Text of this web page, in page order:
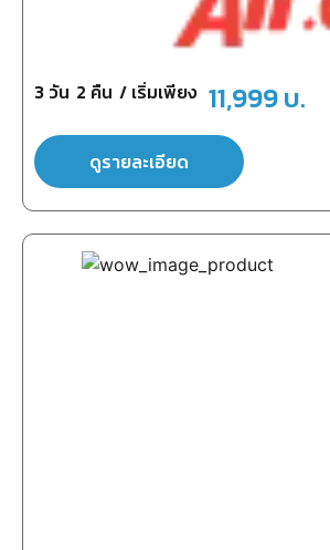
3 วัน 2 คืน / เริ่มเพียง 11,999บ.
ดูรายละเอียด